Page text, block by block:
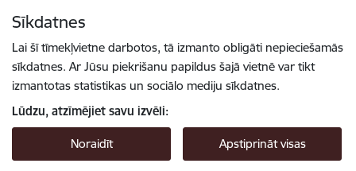
Sīkdatnes
Lai šī tīmekļvietne darbotos, tā izmanto obligāti nepieciešamās
sīkdatnes. Ar Jūsu piekrišanu papildus šajā vietnē var tikt
izmantotas statistikas un sociālo mediju sīkdatnes.
Lūdzu, atzīmējiet savu izvēli:
Noraidīt Apstiprināt visas